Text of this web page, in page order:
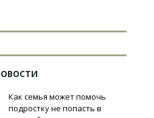
Как семья может помочь
подростку не попасть в